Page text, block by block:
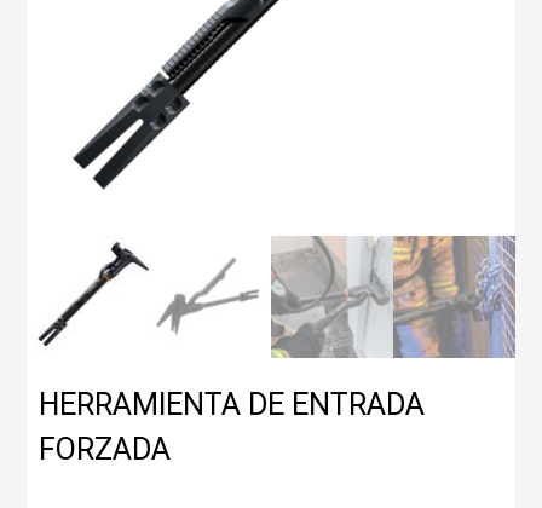
HERRAMIENTA DE ENTRADA
FORZADA